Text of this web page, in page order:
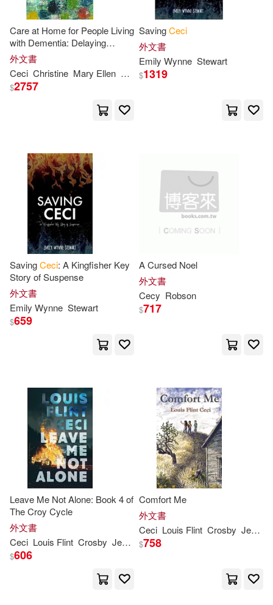
Ceci (EDT)(1)
Ceci (EDT)/ Pescovitz(1)
Ceci Gomes(1)
Ceci Tchakounte(1)
Ceci-Laws(1)
Ceci/ Ogawa(1)
Cecie (EDT)(1)
Cecie/ Tagggart(1)
Cenales(1)
Cholst(1)
Chris/ Arihara(1)
Christian de Rivière(1)
Christina/ Sanapo(1)
Care at Home for People Living
with Dementia: Delaying
Institutionalization, Sustaining
Families
外文書
Ceci Christine Mary Ellen Purkis
$2757
SavingCeci
外文書
Emily Wynne Stewart
$1319
SavingCeci: A Kingfisher Key
Story of Suspense
外文書
Emily Wynne Stewart
$659
A Cursed Noel
外文書
Cecy Robson
$717
Leave Me Not Alone: Book 4 of
The Croy Cycle
外文書
Ceci Louis Flint Crosby Jennifer Rain
$606
Comfort Me
外文書
Ceci Louis Flint Crosby Jennifer Rain
$758